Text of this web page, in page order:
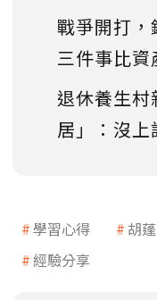
戰爭開打，
三件事比資
退休養生
居」：沒
學習心得 胡
經驗分享